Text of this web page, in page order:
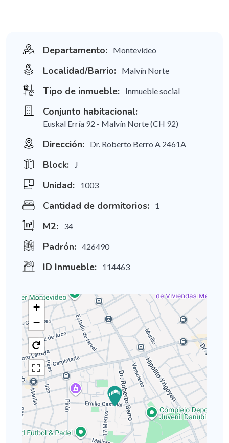
Departamento: Montevideo
Localidad/Barrio: Malvín Norte
Tipo de inmueble: Inmueble social
Conjunto habitacional:
Euskal Erría 92 - Malvín Norte (CH 92)
Dirección: Dr. Roberto Berro A 2461A
Block: J
Unidad: 1003
Cantidad de dormitorios: 1
M2: 34
Padrón: 426490
ID Inmueble: 114463
+
−